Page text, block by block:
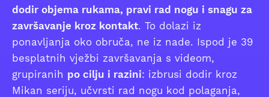
dodir objema rukama, pravi rad nogu i snagu za
završavanje kroz kontakt. To dolazi iz
ponavljanja oko obruča, ne iz nade. Ispod je 39
besplatnih vježbi završavanja s videom,
grupiranih po cilju i razini: izbrusi dodir kroz
Mikan seriju, učvrsti rad nogu kod polaganja,